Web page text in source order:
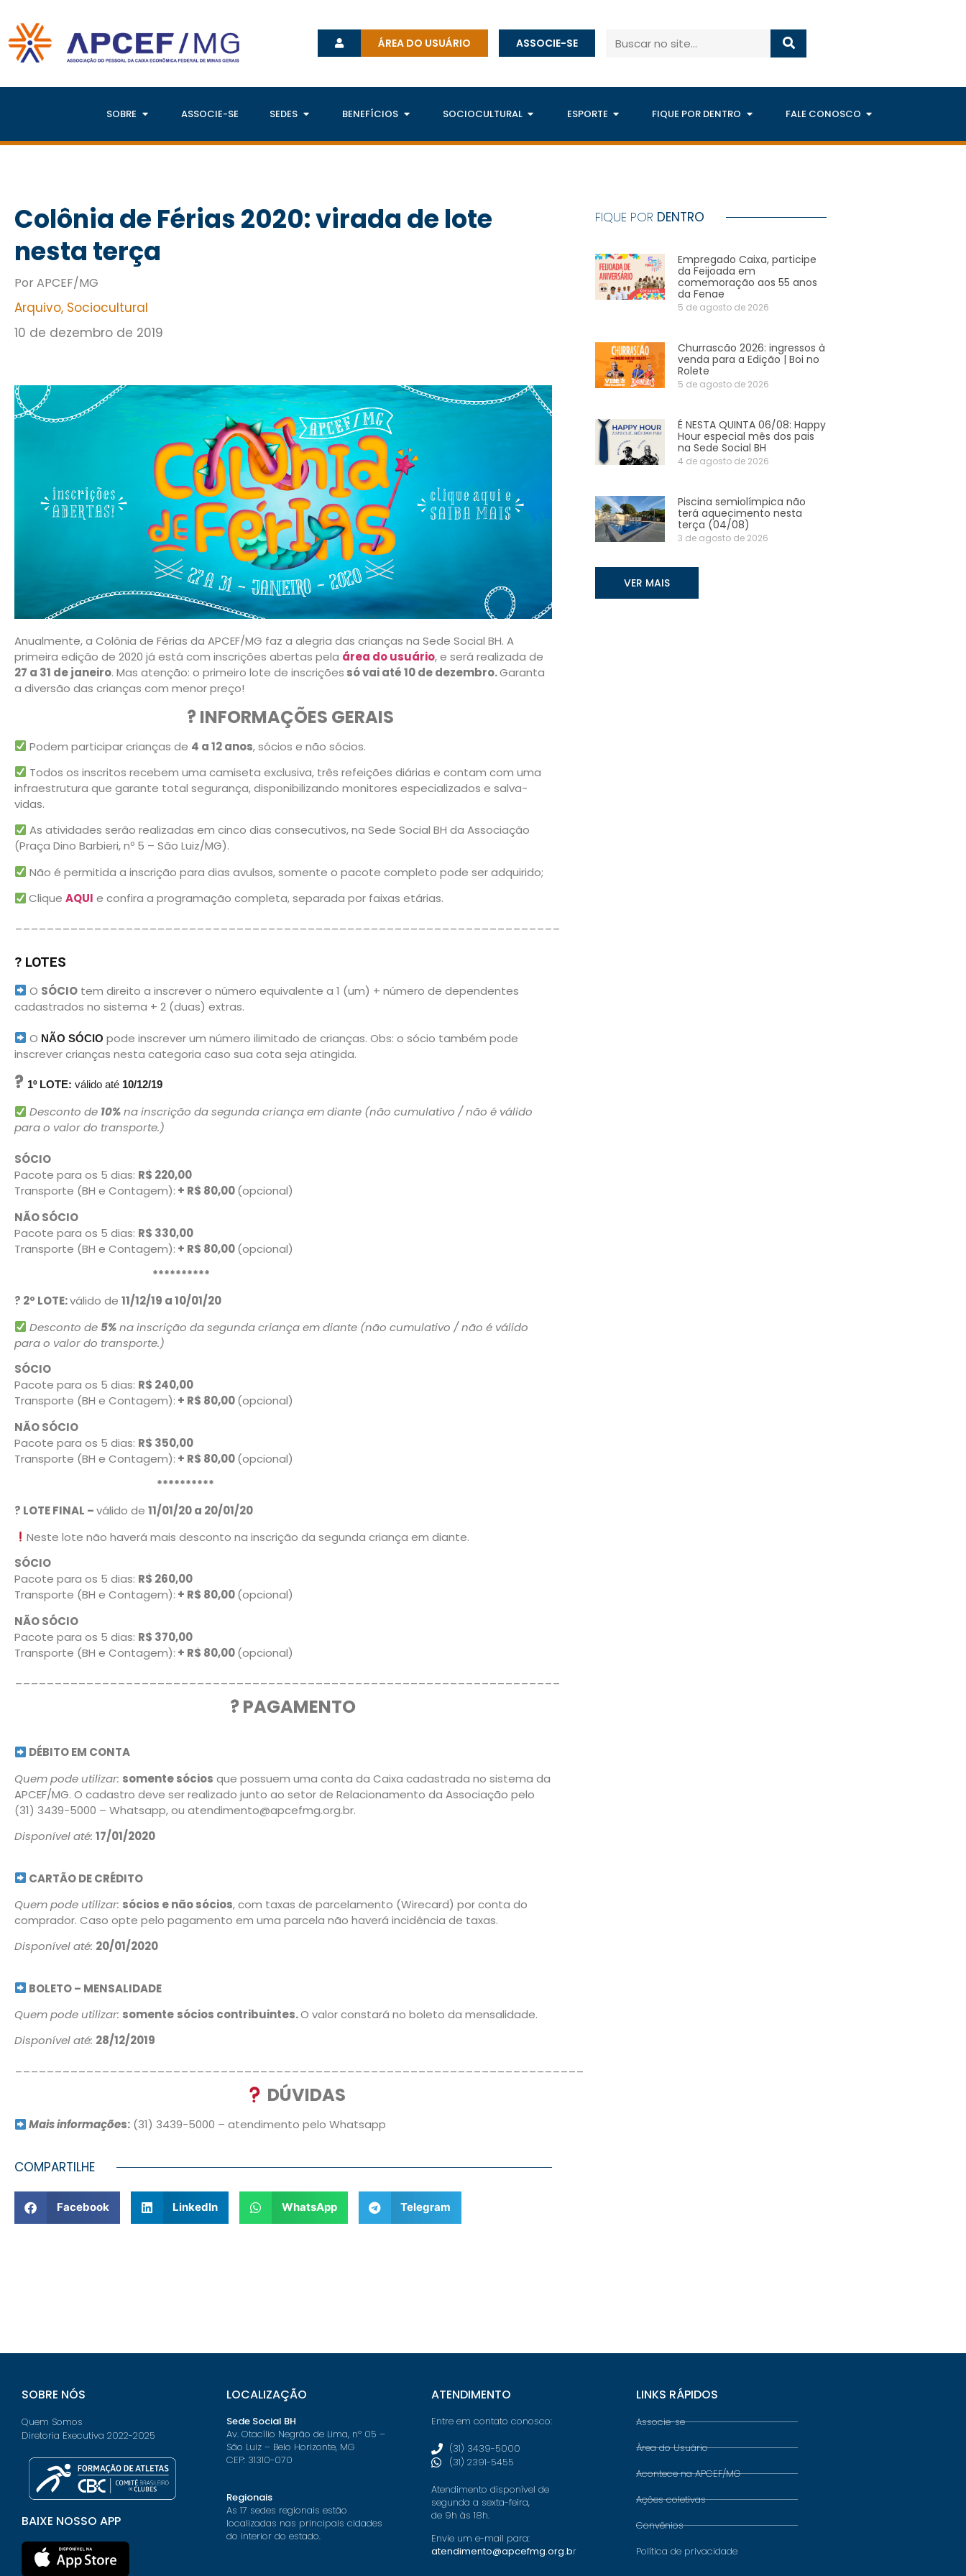
ÁREA DO USUÁRIO ASSOCIE-SE
SOBRE ASSOCIE-SE SEDES BENEFÍCIOS SOCIOCULTURAL ESPORTE FIQUE POR DENTRO FALE CONOSCO
Colônia de Férias 2020: virada de lote
nesta terça
Por APCEF/MG
Arquivo, Sociocultural
10 de dezembro de 2019
Anualmente, a Colônia de Férias da APCEF/MG faz a alegria das crianças na Sede Social BH. A
primeira edição de 2020 já está com inscrições abertas pela área do usuário, e será realizada de
27 a 31 de janeiro. Mas atenção: o primeiro lote de inscrições só vai até 10 de dezembro.Garanta
a diversão das crianças com menor preço!
? INFORMAÇÕES GERAIS
Podem participar crianças de 4 a 12 anos, sócios e não sócios.
Todos os inscritos recebem uma camiseta exclusiva, três refeições diárias e contam com uma
infraestrutura que garante total segurança, disponibilizando monitores especializados e salva-
vidas.
As atividades serão realizadas em cinco dias consecutivos, na Sede Social BH da Associação
(Praça Dino Barbieri, nº 5 – São Luiz/MG).
Não é permitida a inscrição para dias avulsos, somente o pacote completo pode ser adquirido;
CliqueAQUI e confira a programação completa, separada por faixas etárias.
? LOTES
O SÓCIO tem direito a inscrever o número equivalente a 1 (um) + número de dependentes
cadastrados no sistema + 2 (duas) extras.
O NÃO SÓCIOpode inscrever um número ilimitado de crianças. Obs: o sócio também pode
inscrever crianças nesta categoria caso sua cota seja atingida.
? 1º LOTE: válido até 10/12/19
Desconto de 10%na inscrição da segunda criança em diante (não cumulativo / não é válido
para o valor do transporte.)
SÓCIO
Pacote para os 5 dias: R$ 220,00
Transporte (BH e Contagem): + R$ 80,00(opcional)
NÃO SÓCIO
Pacote para os 5 dias: R$ 330,00
Transporte (BH e Contagem): + R$ 80,00(opcional)
**********
? 2º LOTE:válido de 11/12/19 a 10/01/20
Desconto de 5%na inscrição da segunda criança em diante (não cumulativo / não é válido
para o valor do transporte.)
SÓCIO
Pacote para os 5 dias: R$ 240,00
Transporte (BH e Contagem): + R$ 80,00(opcional)
NÃO SÓCIO
Pacote para os 5 dias: R$ 350,00
Transporte (BH e Contagem): + R$ 80,00(opcional)
**********
? LOTE FINAL –válido de 11/01/20 a 20/01/20
Neste lote não haverá mais desconto na inscrição da segunda criança em diante.
SÓCIO
Pacote para os 5 dias: R$ 260,00
Transporte (BH e Contagem): + R$ 80,00(opcional)
NÃO SÓCIO
Pacote para os 5 dias: R$ 370,00
Transporte (BH e Contagem): + R$ 80,00(opcional)
? PAGAMENTO
DÉBITO EM CONTA
Quem pode utilizar: somente sócios que possuem uma conta da Caixa cadastrada no sistema da
APCEF/MG. O cadastro deve ser realizado junto ao setor de Relacionamento da Associação pelo
(31) 3439-5000 – Whatsapp, ou atendimento@apcefmg.org.br.
Disponível até: 17/01/2020
CARTÃO DE CRÉDITO
Quem pode utilizar: sócios e não sócios, com taxas de parcelamento (Wirecard) por conta do
comprador. Caso opte pelo pagamento em uma parcela não haverá incidência de taxas.
Disponível até: 20/01/2020
BOLETO – MENSALIDADE
Quem pode utilizar: somente sócios contribuintes.O valor constará no boleto da mensalidade.
Disponível até: 28/12/2019
DÚVIDAS
Mais informações: (31) 3439-5000 – atendimento pelo Whatsapp
COMPARTILHE
Facebook LinkedIn WhatsApp Telegram
FIQUE POR DENTRO
Empregado Caixa, participe
da Feijoada em
comemoração aos 55 anos
da Fenae
5 de agosto de 2026
Churrascão 2026: ingressos à
venda para a Edição | Boi no
Rolete
5 de agosto de 2026
É NESTA QUINTA 06/08: Happy
Hour especial mês dos pais
na Sede Social BH
4 de agosto de 2026
Piscina semiolímpica não
terá aquecimento nesta
terça (04/08)
3 de agosto de 2026
VER MAIS
SOBRE NÓS
Quem Somos
Diretoria Executiva 2022-2025
BAIXE NOSSO APP
LOCALIZAÇÃO
Sede Social BH
Av. Otacílio Negrão de Lima, nº 05 –
São Luiz – Belo Horizonte, MG
CEP: 31310-070
Regionais
As 17 sedes regionais estão
localizadas nas principais cidades
do interior do estado.
ATENDIMENTO
Entre em contato conosco:
(31) 3439-5000
(31) 2391-5455
Atendimento disponível de
segunda a sexta-feira,
de 9h às 18h.
Envie um e-mail para:
atendimento@apcefmg.org.br
LINKS RÁPIDOS
Associe-se
Área do Usuário
Acontece na APCEF/MG
Ações coletivas
Convênios
Política de privacidade